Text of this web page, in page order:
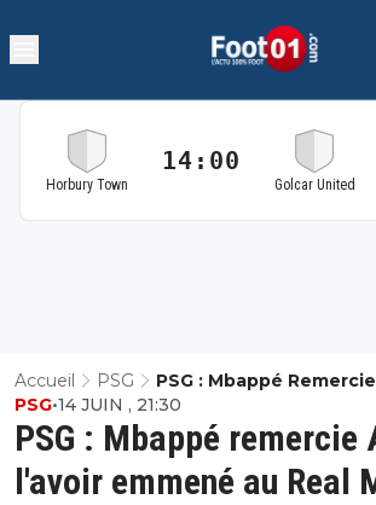
Horbury Town
14:00
Golcar United
Accueil PSG
PSG : Mbappé
Emmené Au Real Madrid
PSG : Mbappé
l'avoir emmené au Real
PSG•14 JUIN , 21:30